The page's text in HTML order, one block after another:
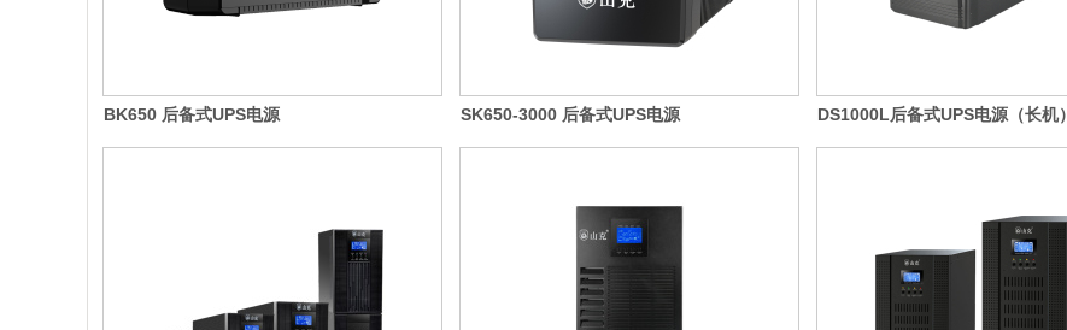
BK650 后备式UPS电源 SK650-3000 后备式UPS电源 DS1000L后备式UPS电源（长机）